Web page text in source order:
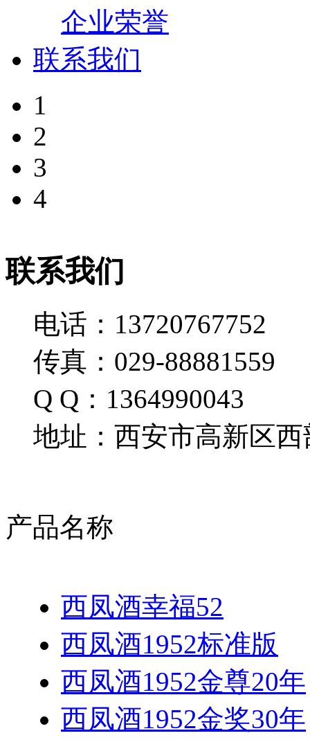
企业荣誉
联系我们
1
2
3
4
联系我们
电话：13720767752
传真：029-88881559
Q Q：1364990043
地址：西安市高新区西
产品名称
西凤酒幸福52
西凤酒1952标准版
西凤酒1952金尊20年
西凤酒1952金奖30年